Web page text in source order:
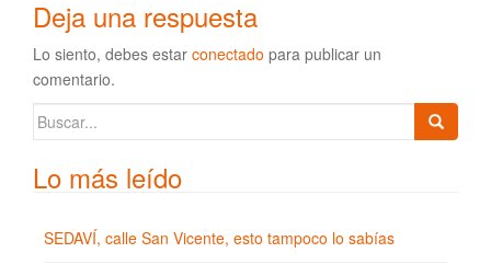
Deja una respuesta
Lo siento, debes estar conectado para publicar un
comentario.
Buscar:
Lo más leído
SEDAVÍ, calle San Vicente, esto tampoco lo sabías